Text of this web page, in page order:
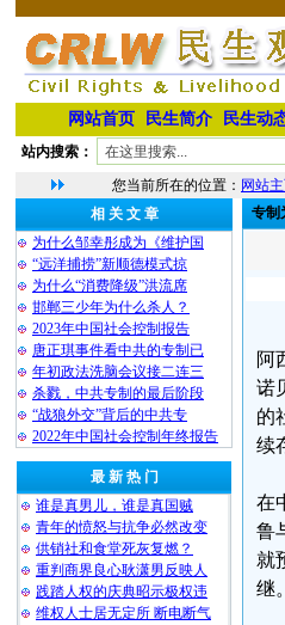
网站首页 民生简介 民生动
站内搜索：
您当前所在的位置： 网站
相 关 文 章
为什么邹幸彤成为《维护国
“远洋捕捞”新顺德模式掠
为什么“消费降级”洪流席
邯郸三少年为什么杀人？
2023年中国社会控制报告
唐正琪事件看中共的专制已
年初政法洗脑会议接二连三
杀戮，中共专制的最后阶段
“战狼外交”背后的中共专
2022年中国社会控制年终报告
最 新 热 门
谁是真男儿，谁是真国贼
青年的愤怒与抗争必然改变
供销社和食堂死灰复燃？
重判商界良心耿潇男反映人
践踏人权的庆典昭示极权违
维权人士居无定所 断电断气
专制
阿
诺
的
续
在
鲁
就
继